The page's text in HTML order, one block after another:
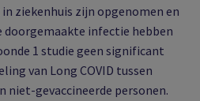
ziekenhuis zijn opgenomen en
doorgemaakte infectie hebben
1 studie geen significant
van Long COVID tussen
niet-gevaccineerde personen.